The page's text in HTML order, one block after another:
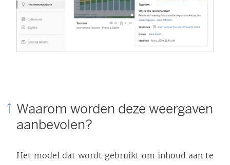
Waarom worden deze weergaven
aanbevolen?
Het model dat wordt gebruikt om inhoud aan te